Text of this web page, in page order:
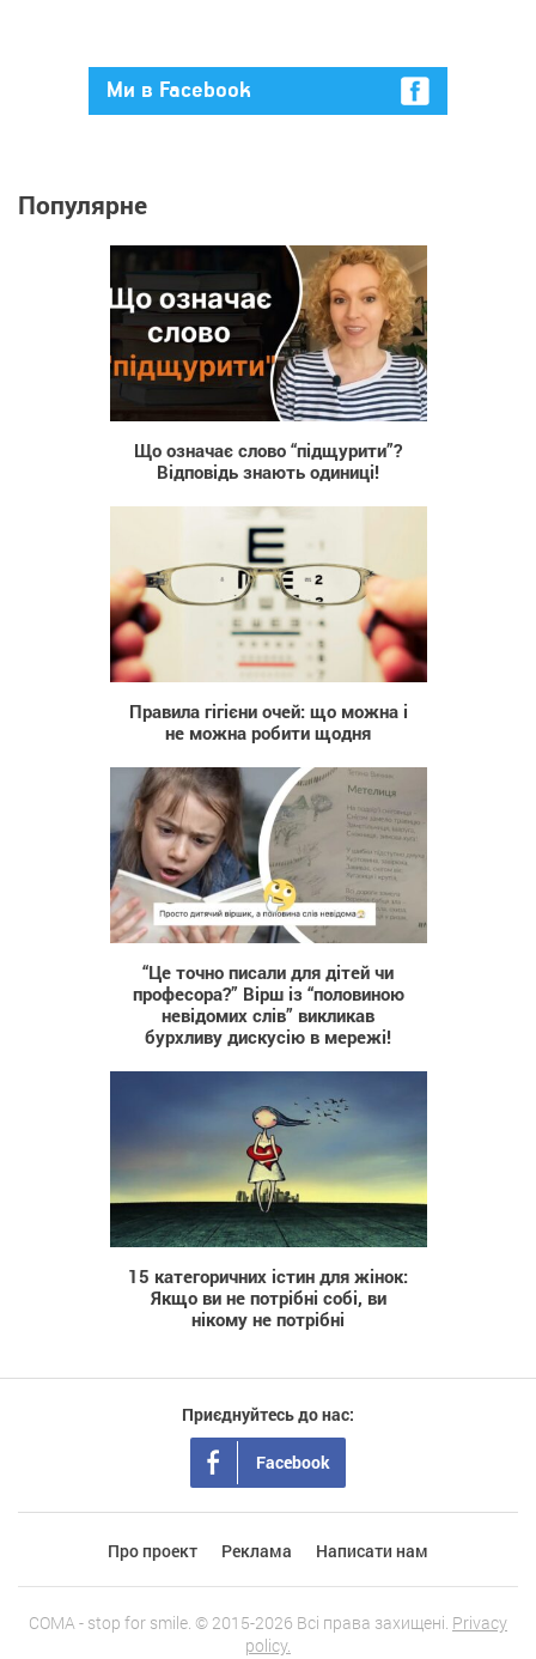
Ми в Facebook
Популярне
320
Що означає слово “підщурити”?
Відповідь знають одиниці!
44
Правила гігієни очей: що можна і
не можна робити щодня
2 071
“Це точно писали для дітей чи
професора?” Вірш із “половиною
невідомих слів” викликав
бурхливу дискусію в мережі!
388
15 категоричних істин для жінок:
Якщо ви не потрібні собі, ви
нікому не потрібні
Приєднуйтесь до нас:
Facebook
Про проект Реклама Написати нам
COMA - stop for smile. © 2015-2026 Всі права захищені. Privacy
policy.